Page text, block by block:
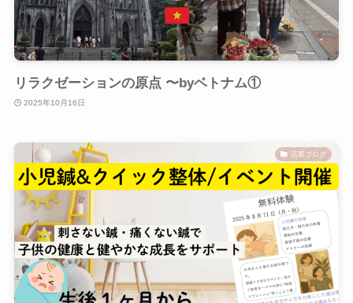
リラクゼーションの原点 〜byベトナム①
2025年10月16日
店長ブログ